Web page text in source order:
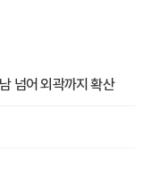
넘어 외곽까지 확산